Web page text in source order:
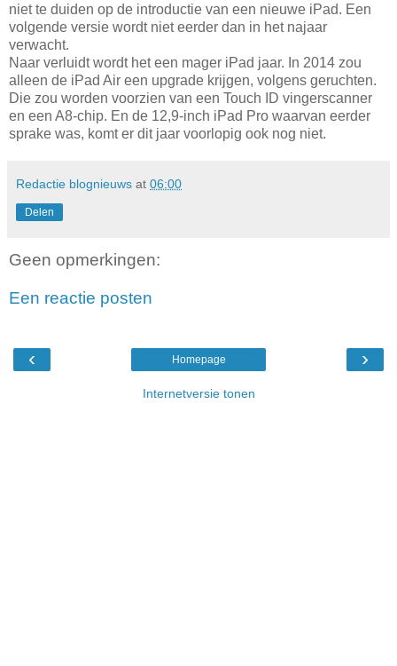
niet te duiden op de introductie van een nieuwe iPad. Een
volgende versie wordt niet eerder dan in het najaar
verwacht.
Naar verluidt wordt het een mager iPad jaar. In 2014 zou
alleen de iPad Air een upgrade krijgen, volgens geruchten.
Die zou worden voorzien van een Touch ID vingerscanner
en een A8-chip. En de 12,9-inch iPad Pro waarvan eerder
sprake was, komt er dit jaar voorlopig ook nog niet.
Redactie blognieuws at 06:00
Delen
Geen opmerkingen:
Een reactie posten
‹ ›
Homepage
Internetversie tonen